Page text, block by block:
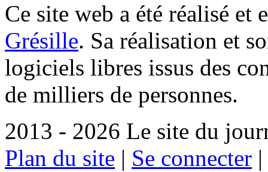
Ce site web a été réalisé et
Grésille. Sa réalisation et
logiciels libres issus des
de milliers de personnes.
2013 - 2026 Le site du
Plan du site | Se connecter |